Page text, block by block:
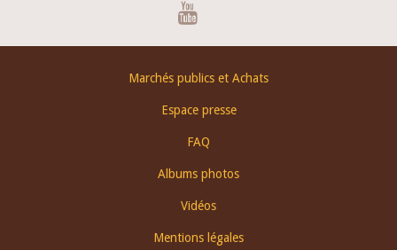
Marchés publics et Achats
Espace presse
FAQ
Albums photos
Vidéos
Mentions légales